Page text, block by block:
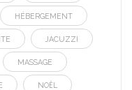
HÉBERGEMENT
JACUZZI
MASSAGE
NOËL